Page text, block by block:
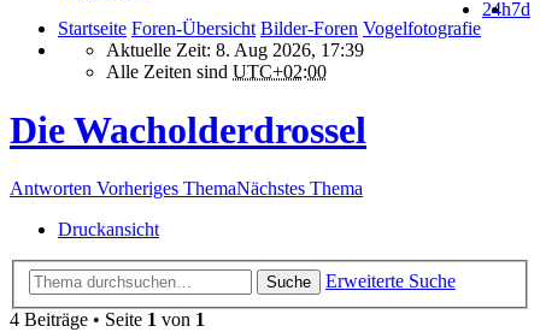
7d
24h
Startseite Foren-Übersicht Bilder-Foren Vogelfotografie
Aktuelle Zeit: 8. Aug 2026, 17:39
Alle Zeiten sind UTC+02:00
Die Wacholderdrossel
Antworten Vorheriges ThemaNächstes Thema
Druckansicht
Suche
Erweiterte Suche
4 Beiträge • Seite 1 von 1